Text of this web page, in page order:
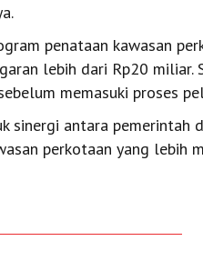
penataan kawasan
lebih dari Rp20
memasuki proses
sinergi antara pemerintah
perkotaan yang lebih